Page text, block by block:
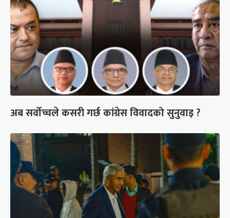
अब सर्वोच्चले कसरी गर्छ कांग्रेस विवादको सुनुवाइ ?